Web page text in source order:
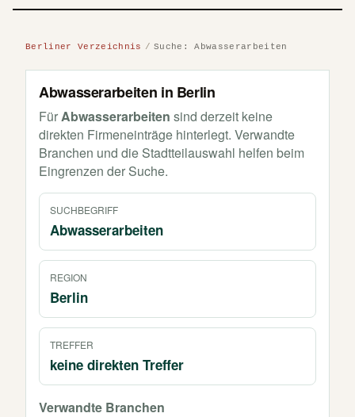
Berliner Verzeichnis Suche: Abwasserarbeiten
Abwasserarbeiten in Berlin
FürAbwasserarbeiten sind derzeit keine
direkten Firmeneinträge hinterlegt. Verwandte
Branchen und die Stadtteilauswahl helfen beim
Eingrenzen der Suche.
SUCHBEGRIFF
Abwasserarbeiten
REGION
Berlin
TREFFER
keine direkten Treffer
Verwandte Branchen